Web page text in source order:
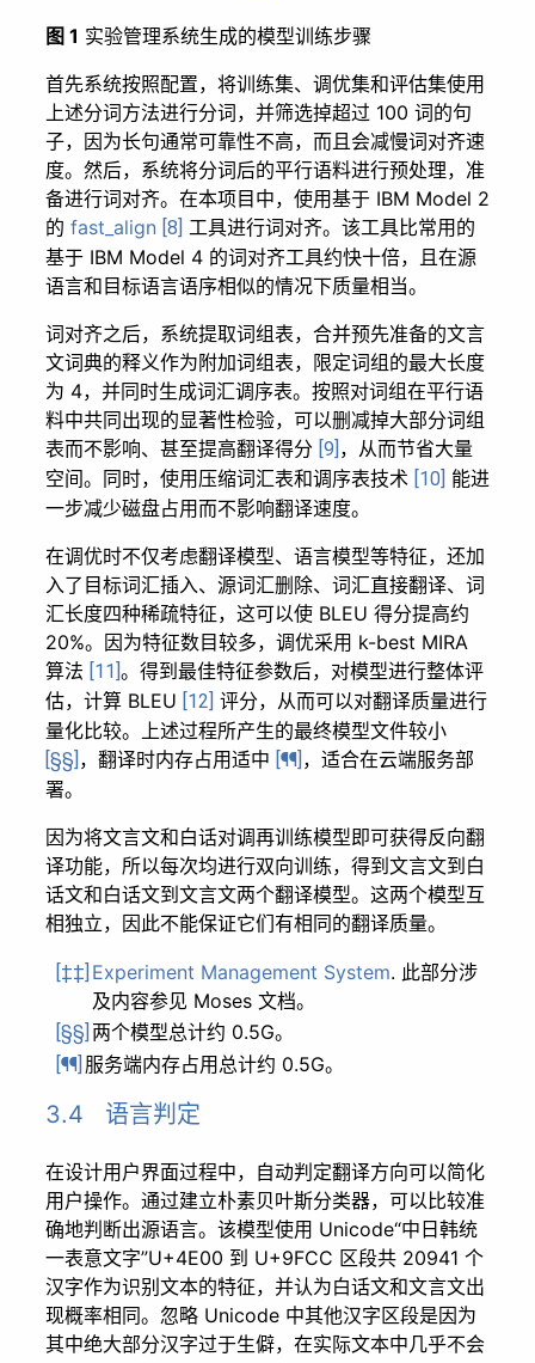
图 1 实验管理系统生成的模型训练步骤
首先系统按照配置，将训练集、调优集和评估集使用
上述分词方法进行分词，并筛选掉超过 100 词的句
子，因为长句通常可靠性不高，而且会减慢词对齐速
度。然后，系统将分词后的平行语料进行预处理，准
备进行词对齐。在本项目中，使用基于 IBM Model 2
的 fast_align [8] 工具进行词对齐。该工具比常用的
基于 IBM Model 4 的词对齐工具约快十倍，且在源
语言和目标语言语序相似的情况下质量相当。
词对齐之后，系统提取词组表，合并预先准备的文言
文词典的释义作为附加词组表，限定词组的最大长度
为 4，并同时生成词汇调序表。按照对词组在平行语
料中共同出现的显著性检验，可以删减掉大部分词组
表而不影响、甚至提高翻译得分 [9] ，从而节省大量
空间。同时，使用压缩词汇表和调序表技术 [10] 能进
一步减少磁盘占用而不影响翻译速度。
在调优时不仅考虑翻译模型、语言模型等特征，还加
入了目标词汇插入、源词汇删除、词汇直接翻译、词
汇长度四种稀疏特征，这可以使 BLEU 得分提高约
20%。因为特征数目较多，调优采用 k-best MIRA
算法 [11]。得到最佳特征参数后，对模型进行整体评
估，计算 BLEU [12] 评分，从而可以对翻译质量进行
量化比较。上述过程所产生的最终模型文件较小
[§§] ，翻译时内存占用适中 [¶¶] ，适合在云端服务部
署。
因为将文言文和白话对调再训练模型即可获得反向翻
译功能，所以每次均进行双向训练，得到文言文到白
话文和白话文到文言文两个翻译模型。这两个模型互
相独立，因此不能保证它们有相同的翻译质量。
[‡‡] Experiment Management System. 此部分涉
及内容参见 Moses 文档。
[§§] 两个模型总计约 0.5G。
[¶¶] 服务端内存占用总计约 0.5G。
3.4 语言判定
在设计用户界面过程中，自动判定翻译方向可以简化
用户操作。通过建立朴素贝叶斯分类器，可以比较准
确地判断出源语言。该模型使用 Unicode“中日韩统
一表意文字”U+4E00 到 U+9FCC 区段共 20941 个
汉字作为识别文本的特征，并认为白话文和文言文出
现概率相同。忽略 Unicode 中其他汉字区段是因为
其中绝大部分汉字过于生僻，在实际文本中几乎不会